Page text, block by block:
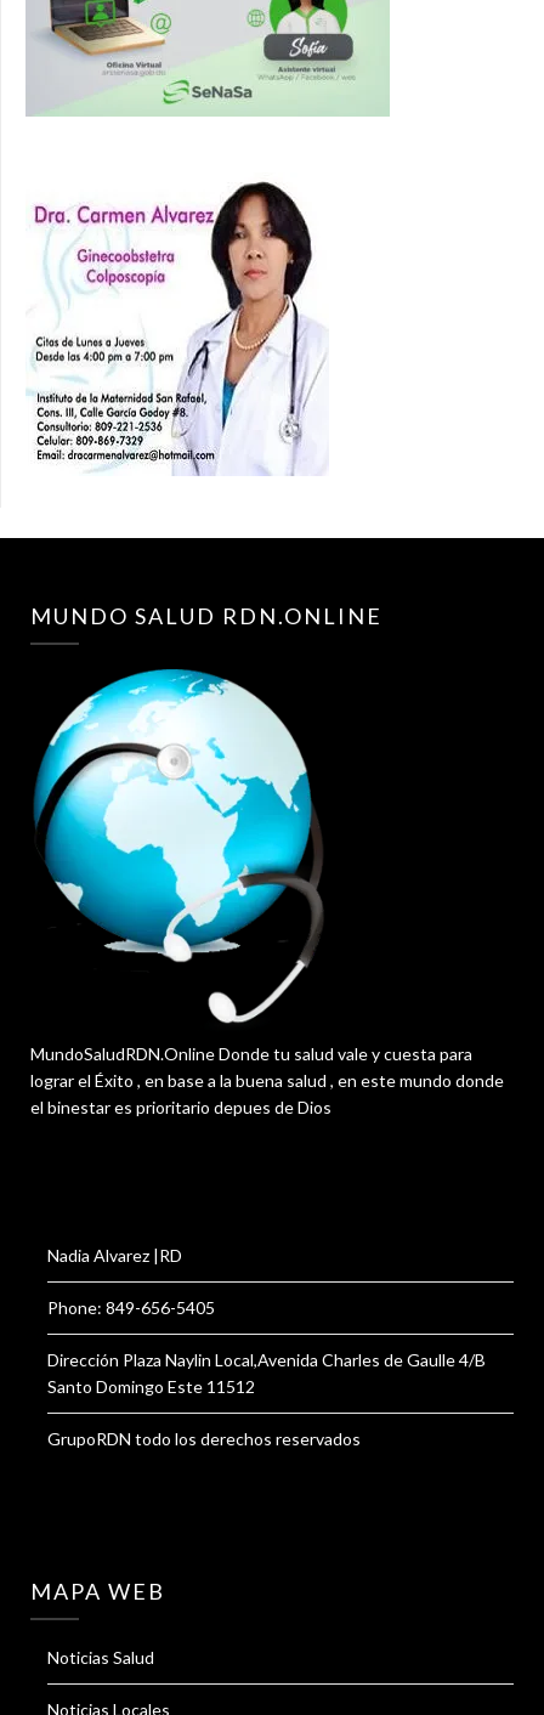
MUNDO SALUD RDN.ONLINE
MundoSaludRDN.Online Donde tu salud vale y cuesta para
lograr el Éxito , en base a la buena salud , en este mundo donde
el binestar es prioritario depues de Dios
Nadia Alvarez |RD
Phone: 849-656-5405
Dirección Plaza Naylin Local,Avenida Charles de Gaulle 4/B
Santo Domingo Este 11512
GrupoRDN todo los derechos reservados
MAPA WEB
Noticias Salud
Noticias Locales